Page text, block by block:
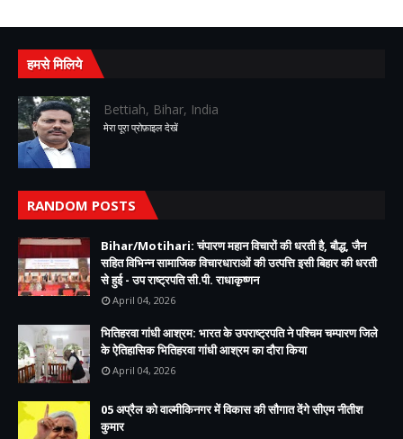
हमसे मिलिये
Bettiah, Bihar, India
मेरा पूरा प्रोफ़ाइल देखें
RANDOM POSTS
Bihar/Motihari: चंपारण महान विचारों की धरती है, बौद्ध, जैन
सहित विभिन्न सामाजिक विचारधाराओं की उत्पत्ति इसी बिहार की धरती
से हुई - उप राष्ट्रपति सी.पी. राधाकृष्णन
April 04, 2026
भितिहरवा गांधी आश्रम: भारत के उपराष्ट्रपति ने पश्चिम चम्पारण जिले
के ऐतिहासिक भितिहरवा गांधी आश्रम का दौरा किया
April 04, 2026
05 अप्रैल को वाल्मीकिनगर में विकास की सौगात देंगे सीएम नीतीश
कुमार